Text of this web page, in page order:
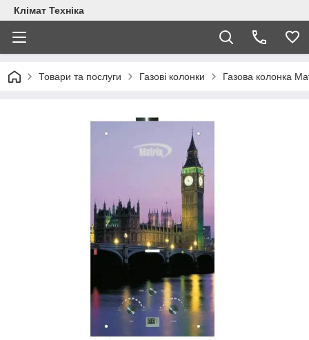
Клімат Техніка
Товари та послуги Газові колонки Газова колонка